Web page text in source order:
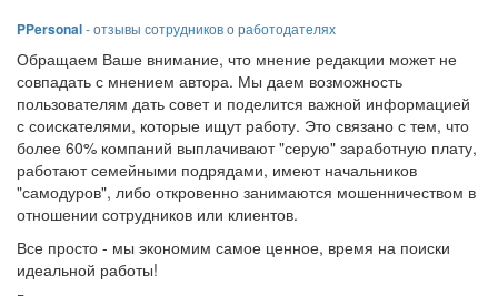
PPersonal- отзывы сотрудников о работодателях
Обращаем Ваше внимание, что мнение редакции может не
совпадать с мнением автора. Мы даем возможность
пользователям дать совет и поделится важной информацией
с соискателями, которые ищут работу. Это связано с тем, что
более 60% компаний выплачивают "серую" заработную плату,
работают семейными подрядами, имеют начальников
"самодуров", либо откровенно занимаются мошенничеством в
отношении сотрудников или клиентов.
Все просто - мы экономим самое ценное, время на поиски
идеальной работы!